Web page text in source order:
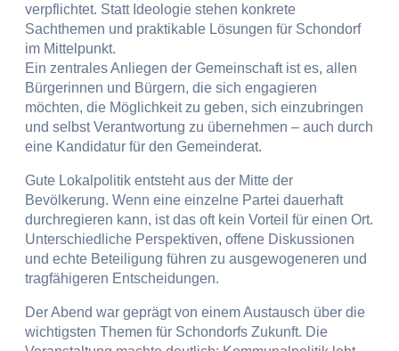
verpflichtet. Statt Ideologie stehen konkrete
Sachthemen und praktikable Lösungen für Schondorf
im Mittelpunkt.
Ein zentrales Anliegen der Gemeinschaft ist es, allen
Bürgerinnen und Bürgern, die sich engagieren
möchten, die Möglichkeit zu geben, sich einzubringen
und selbst Verantwortung zu übernehmen – auch durch
eine Kandidatur für den Gemeinderat.
Gute Lokalpolitik entsteht aus der Mitte der
Bevölkerung. Wenn eine einzelne Partei dauerhaft
durchregieren kann, ist das oft kein Vorteil für einen Ort.
Unterschiedliche Perspektiven, offene Diskussionen
und echte Beteiligung führen zu ausgewogeneren und
tragfähigeren Entscheidungen.
Der Abend war geprägt von einem Austausch über die
wichtigsten Themen für Schondorfs Zukunft. Die